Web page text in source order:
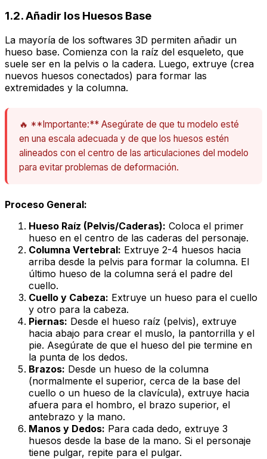
1.2. Añadir los Huesos Base
La mayoría de los softwares 3D permiten añadir un
hueso base. Comienza con la raíz del esqueleto, que
suele ser en la pelvis o la cadera. Luego, extruye (crea
nuevos huesos conectados) para formar las
extremidades y la columna.
🔥 **Importante:** Asegúrate de que tu modelo esté
en una escala adecuada y de que los huesos estén
alineados con el centro de las articulaciones del modelo
para evitar problemas de deformación.
Proceso General:
Hueso Raíz (Pelvis/Caderas): Coloca el primer
hueso en el centro de las caderas del personaje.
Columna Vertebral: Extruye 2-4 huesos hacia
arriba desde la pelvis para formar la columna. El
último hueso de la columna será el padre del
cuello.
Cuello y Cabeza: Extruye un hueso para el cuello
y otro para la cabeza.
Piernas: Desde el hueso raíz (pelvis), extruye
hacia abajo para crear el muslo, la pantorrilla y el
pie. Asegúrate de que el hueso del pie termine en
la punta de los dedos.
Brazos: Desde un hueso de la columna
(normalmente el superior, cerca de la base del
cuello o un hueso de la clavícula), extruye hacia
afuera para el hombro, el brazo superior, el
antebrazo y la mano.
Manos y Dedos: Para cada dedo, extruye 3
huesos desde la base de la mano. Si el personaje
tiene pulgar, repite para el pulgar.